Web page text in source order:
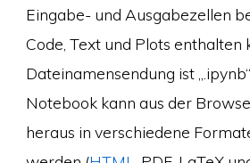
Eingabe- und Ausgabezellen
Code, Text und Plots enthalten
Dateinamensendung ist
Notebook kann aus der
heraus in verschiedene